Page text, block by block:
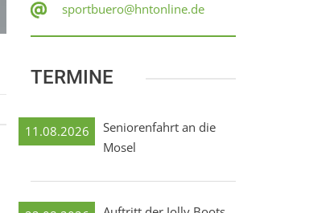
sportbuero@hntonline.de
TERMINE
11.08.2026
Seniorenfahrt an die
Mosel